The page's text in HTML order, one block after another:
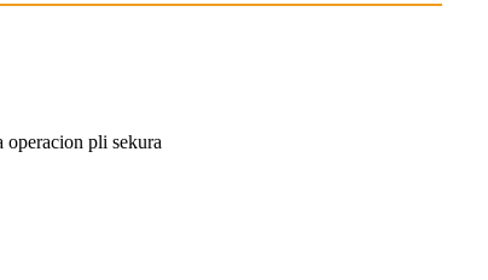
operacion pli sekura